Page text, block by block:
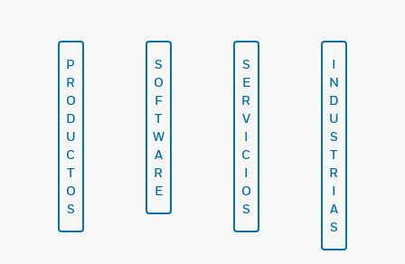
P
R
O
D
U
C
T
O
S
S
O
F
T
W
A
R
E
S
E
R
V
I
C
I
O
S
I
N
D
U
S
T
R
I
A
S